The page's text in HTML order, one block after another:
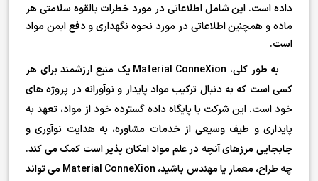
داده است. این شامل اطلاعاتی در مورد خطرات بالقوه سلامتی هر
ماده و همچنین اطلاعاتی در مورد نحوه نگهداری و دفع ایمن مواد
است.
به طور کلی، Material ConneXion یک منبع ارزشمند برای هر
کسی است که به دنبال ترکیب مواد پایدار و نوآورانه در پروژه های
خود است. این شرکت با پایگاه داده گسترده خود از مواد، تعهد به
پایداری و طیف وسیعی از خدمات مشاوره، به هدایت نوآوری و
جابجایی مرزهای آنچه در علم مواد امکان پذیر است کمک می کند.
چه طراح، معمار یا مهندس باشید، Material ConneXion می تواند